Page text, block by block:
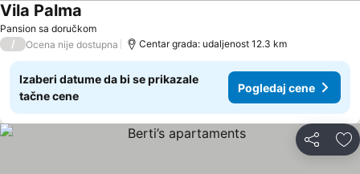
Pansion sa doručkom
Vila Palma
/ Ocena nije dostupna Centar grada: udaljenost 12.3 km
Izaberi datume da bi se prikazale
tačne cene
Pogledaj cene
Deli